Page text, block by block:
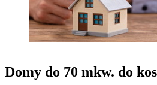
Domy do 70 mkw. do